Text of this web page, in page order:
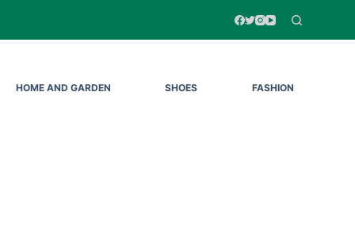
HOME AND GARDEN SHOES FASHION